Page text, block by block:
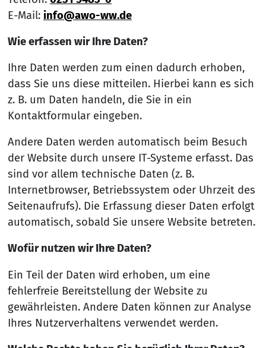
E-Mail: info@awo-ww.de
Wie erfassen wir Ihre Daten?
Ihre Daten werden zum einen dadurch erhoben,
dass Sie uns diese mitteilen. Hierbei kann es sich
z. B. um Daten handeln, die Sie in ein
Kontaktformular eingeben.
Andere Daten werden automatisch beim Besuch
der Website durch unsere IT-Systeme erfasst. Das
sind vor allem technische Daten (z. B.
Internetbrowser, Betriebssystem oder Uhrzeit des
Seitenaufrufs). Die Erfassung dieser Daten erfolgt
automatisch, sobald Sie unsere Website betreten.
Wofür nutzen wir Ihre Daten?
Ein Teil der Daten wird erhoben, um eine
fehlerfreie Bereitstellung der Website zu
gewährleisten. Andere Daten können zur Analyse
Ihres Nutzerverhaltens verwendet werden.